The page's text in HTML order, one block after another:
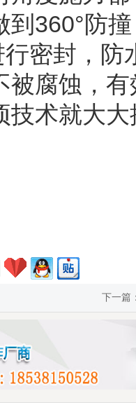
到360°防
密封，防
被腐蚀，
技术就大
下一篇